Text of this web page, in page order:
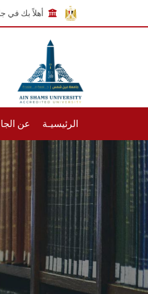
أهلاً بك
الرئيسيـة عن